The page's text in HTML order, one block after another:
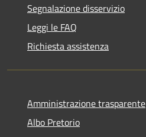
Segnalazione disservizio
Leggi le FAQ
Richiesta assistenza
Amministrazione trasparente
Albo Pretorio